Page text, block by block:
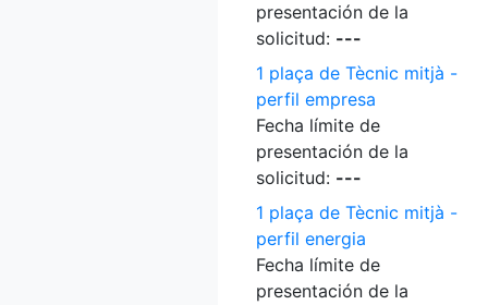
presentación de la
solicitud: ---
1 plaça de Tècnic mitjà -
perfil empresa
Fecha límite de
presentación de la
solicitud: ---
1 plaça de Tècnic mitjà -
perfil energia
Fecha límite de
presentación de la